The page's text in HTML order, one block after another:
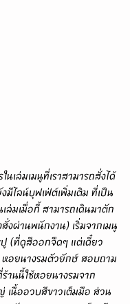
มีไลน์บุฟเฟ่ต์เพิ่มเติม ที่เป็น
ล่มเมื่อกี้ สามารถเดินมาตัก
งผ่านพนักงาน) เริ่มจากเมนู
(ที่ดูสีออกจืดๆ แต่เดี๋ยว
อยนางรมตัวยักษ์ สอบถาม
านนี้ใช้หอยนางรมจาก
เนื้ออวบสีขาวเต็มมือ ส่วน